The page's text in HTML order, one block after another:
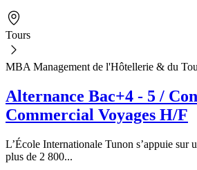
Tours
MBA Management de l'Hôtellerie & du
Alternance Bac+4 - 5 /
Commercial Voyages H/F
L’École Internationale Tunon s’appuie sur
plus de 2 800...